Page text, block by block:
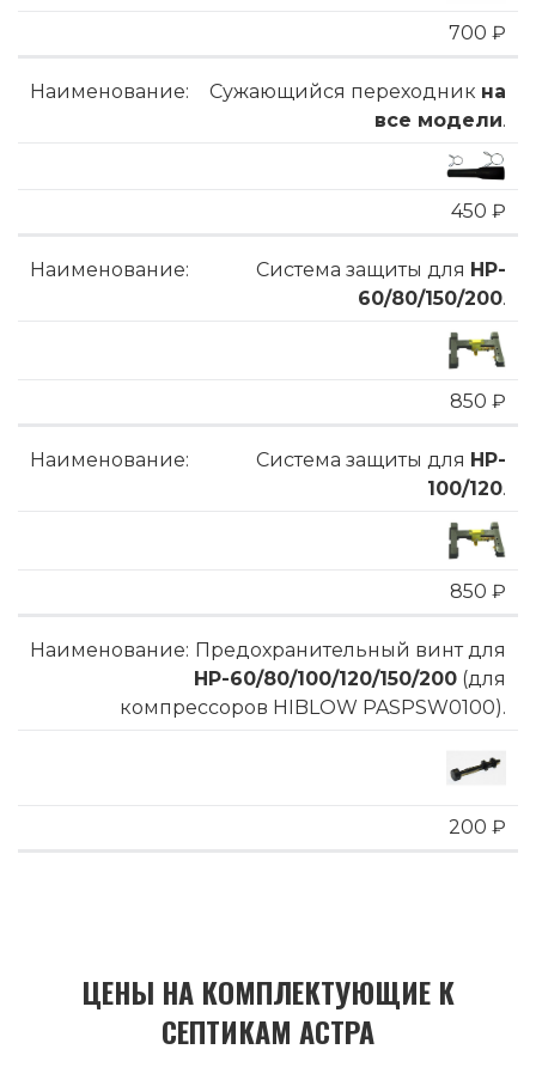
700 ₽
Сужающийся переходник на
все модели.
450 ₽
Система защиты для HP-
60/80/150/200.
850 ₽
Система защиты для HP-
100/120.
850 ₽
Предохранительный винт для
HP-60/80/100/120/150/200 (для
компрессоров HIBLOW PASPSW0100).
200 ₽
ЦЕНЫ НА КОМПЛЕКТУЮЩИЕ К
СЕПТИКАМ АСТРА